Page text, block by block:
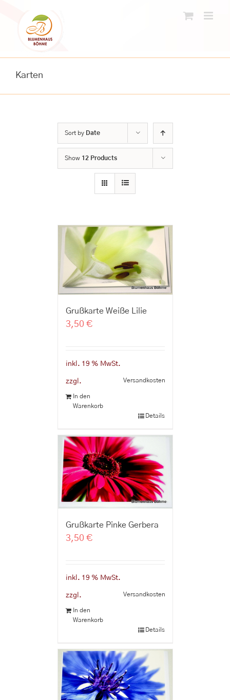
content
Karten
Sort by Date
Show 12 Products
Grußkarte Weiße Lilie
3,50 €
inkl. 19 % MwSt.
zzgl. Versandkosten
In den
Warenkorb
Details
Grußkarte Pinke Gerbera
3,50 €
inkl. 19 % MwSt.
zzgl. Versandkosten
In den
Warenkorb
Details